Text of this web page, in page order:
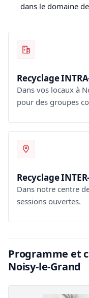
dans le domaine
Recyclage
Dans vos locaux à
pour des groupes
Recyclage
Dans notre centre
sessions ouvertes.
Programme et
Noisy-le-Grand